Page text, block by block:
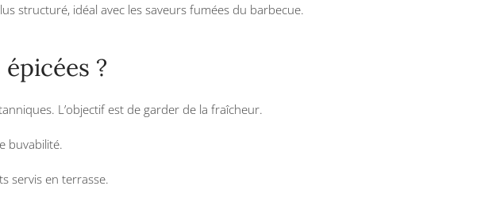
structuré, idéal avec les saveurs fumées du barbecue.
?
L’objectif est de garder de la fraîcheur.
buvabilité.
servis en terrasse.